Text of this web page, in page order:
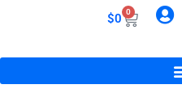
$0 0